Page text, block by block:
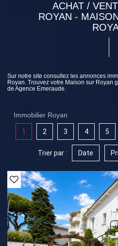
ACHAT /
ROYAN -
Sur notre site consultez les annonces
Royan. Trouvez votre Maison sur Royan
de Agence Emeraude.
Immobilier Royan
1 2 3 4 5
Trier par : Date